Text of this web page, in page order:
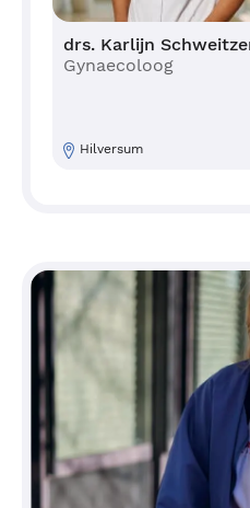
drs. Karlijn
Gynaecoloog
Hilversum